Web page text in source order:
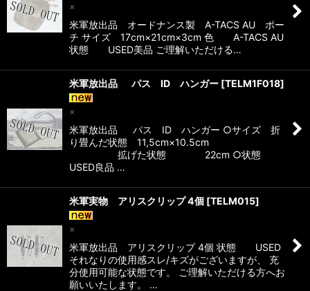
×
米軍放出品 オードナンス製 A-TACS AU ポー
チ サイズ 17cm×21cm×3cm 色 A-TACS AU
状態 USED美品 ご理解いただける…
米軍放出品 パス ID ハンガー [TELM1F018]
×
米軍放出品 パス ID ハンガー ○サイズ 折
り畳んだ状態 11,5cm×10.5cm
拡げた状態 22cm ○状態
USED良品 …
米軍実物 アリスクリップ 4個 [TELM015]
×
米軍放出品 アリスクリップ 4個 状態 USED
それなりの使用感スレ/キズがございますが、 充
分使用可能な状態です。 ご理解いただける方へお
願いいたします。 …